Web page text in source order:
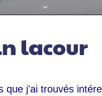
lacour
que j'ai trouvés